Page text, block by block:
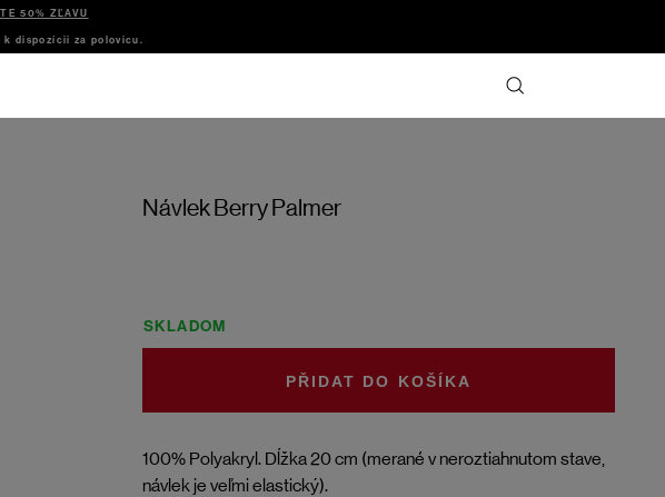
50% ZĽAVU
k dispozícii za polovicu.
Návlek Berry Palmer
100% Polyakryl. Dĺžka 20 cm (merané v neroztiahnutom stave,
návlek je veľmi elastický).
SKLADOM
DO KOŠÍKA